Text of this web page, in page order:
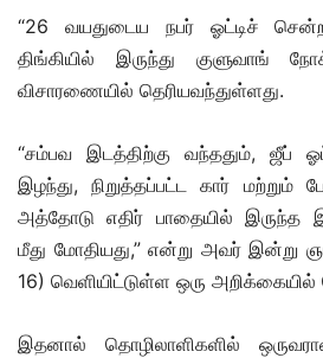
“26 வயதுடைய நபர் ஓட்டிச்
திங்கியில் இருந்து குளுவாங்
விசாரணையில் தெரியவந்துள்ளது.
“சம்பவ இடத்திற்கு வந்ததும், ஜீப்
இழந்து, நிறுத்தப்பட்ட கார் மற்றும்
அத்தோடு எதிர் பாதையில் இருந்த
மீது மோதியது,” என்று அவர் இன்று
16) வெளியிட்டுள்ள ஒரு அறிக்கையில்
இதனால் தொழிலாளிகளில்